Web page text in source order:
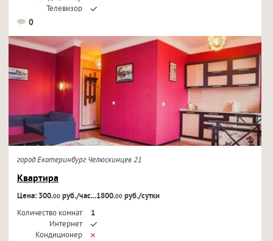
Телевизор
0
город Екатеринбург Челюскинцев 21
Квартира
Цена: 300.00руб./час...1800.00руб./сутки
Количество комнат
1
Интернет
Кондиционер